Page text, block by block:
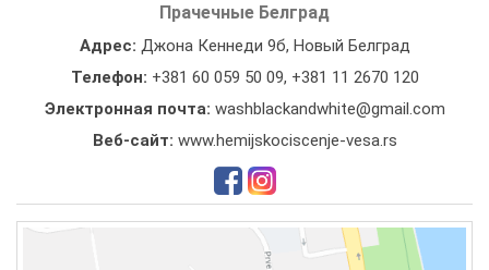
Прачечные Белград
Адрес: Джона Кеннеди 9б, Новый Белград
Телефон: +381 60 059 50 09, +381 11 2670 120
Электронная почта: washblackandwhite@gmail.com
Веб-сайт: www.hemijskociscenje-vesa.rs